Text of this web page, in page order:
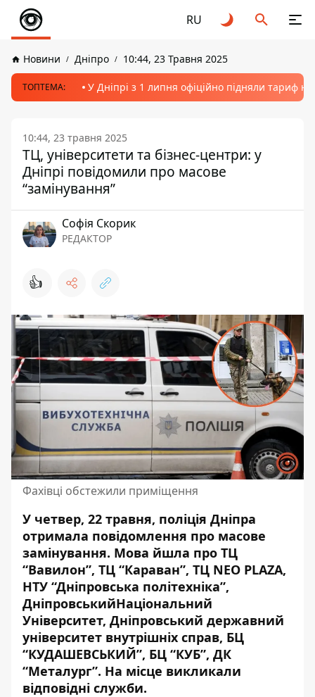
RU
Новини Дніпро 10:44, 23 Травня 2025
ТОПТЕМА: У Дніпрі з 1 липня офіційно підняли тариф
10:44, 23 травня 2025
ТЦ, університети та бізнес-центри: у
Дніпрі повідомили про масове
“замінування”
Софія Скорик
РЕДАКТОР
👍
Фахівці обстежили приміщення
У четвер, 22 травня, поліція Дніпра
отримала повідомлення про масове
замінування. Мова йшла про ТЦ
“Вавилон”, ТЦ “Караван”, ТЦ NEO PLAZA,
НТУ “Дніпровська політехніка”,
ДніпровськийНаціональний
Університет, Дніпровський державний
університет внутрішніх справ, БЦ
“КУДАШЕВСЬКИЙ”, БЦ “КУБ”, ДК
“Металург”. На місце викликали
відповідні служби.